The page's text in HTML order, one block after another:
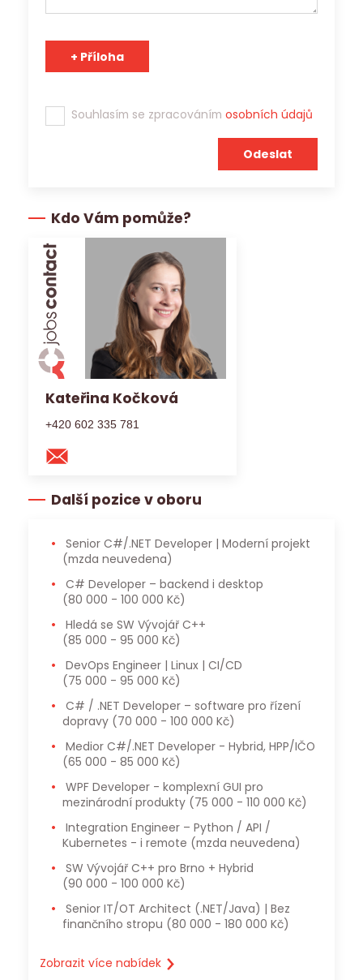
Souhlasím se zpracováním osobních údajů
Kdo Vám pomůže?
Kateřina Kočková
+420 602 335 781
Další pozice v oboru
Senior C#/.NET Developer | Moderní projekt
(mzda neuvedena)
C# Developer – backend i desktop
(80 000 - 100 000 Kč)
Hledá se SW Vývojář C++
(85 000 - 95 000 Kč)
DevOps Engineer | Linux | CI/CD
(75 000 - 95 000 Kč)
dopravy (70 000 - 100 000 Kč)
Medior C#/.NET Developer - Hybrid, HPP/IČO
(65 000 - 85 000 Kč)
mezinárodní produkty (75 000 - 110 000 Kč)
Kubernetes - i remote (mzda neuvedena)
SW Vývojář C++ pro Brno + Hybrid
(90 000 - 100 000 Kč)
finančního stropu (80 000 - 180 000 Kč)
Zobrazit více nabídek